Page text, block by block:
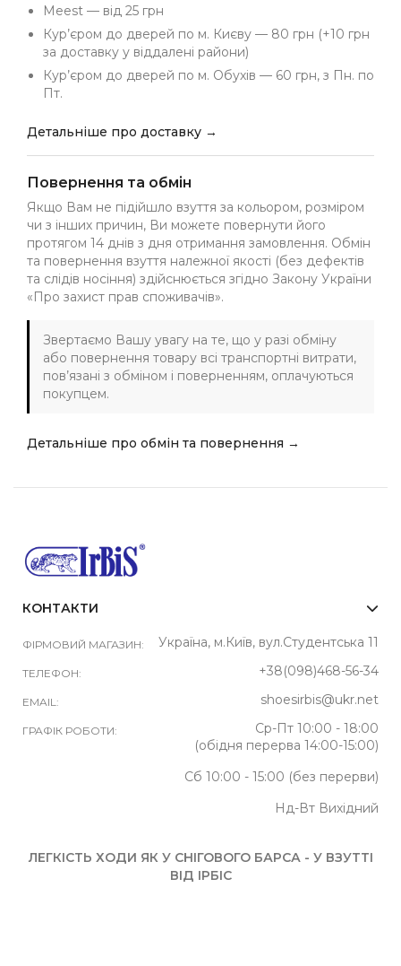
Meest — від 25 грн
Кур’єром до дверей по м. Києву — 80 грн (+10 грн
за доставку у віддалені райони)
Кур’єром до дверей по м. Обухів — 60 грн, з Пн. по
Пт.
Детальніше про доставку →
Повернення та обмін
Якщо Вам не підійшло взуття за кольором, розміром
чи з інших причин, Ви можете повернути його
протягом 14 днів з дня отримання замовлення. Обмін
та повернення взуття належної якості (без дефектів
та слідів носіння) здійснюється згідно Закону України
«Про захист прав споживачів».
Звертаємо Вашу увагу на те, що у разі обміну
або повернення товару всі транспортні витрати,
пов’язані з обміном і поверненням, оплачуються
покупцем.
Детальніше про обмін та повернення →
КОНТАКТИ
ФІРМОВИЙ МАГАЗИН: Україна, м.Київ, вул.Студентська 11
ТЕЛЕФОН: +38(098)468-56-34
EMAIL: shoesirbis@ukr.net
ГРАФІК РОБОТИ:
Ср-Пт 10:00 - 18:00
(обідня перерва 14:00-15:00)
Сб 10:00 - 15:00 (без перерви)
Нд-Вт Вихідний
ЛЕГКІСТЬ ХОДИ ЯК У СНІГОВОГО БАРСА - У ВЗУТТІ
ВІД ІРБІС